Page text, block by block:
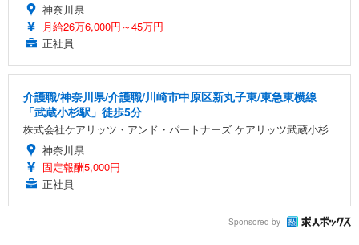
神奈川県
月給26万6,000円～45万円
正社員
介護職/神奈川県/介護職/川崎市中原区新丸子東/東急東横線
「武蔵小杉駅」徒歩5分
株式会社ケアリッツ・アンド・パートナーズ ケアリッツ武蔵小杉
神奈川県
固定報酬5,000円
正社員
Sponsored by